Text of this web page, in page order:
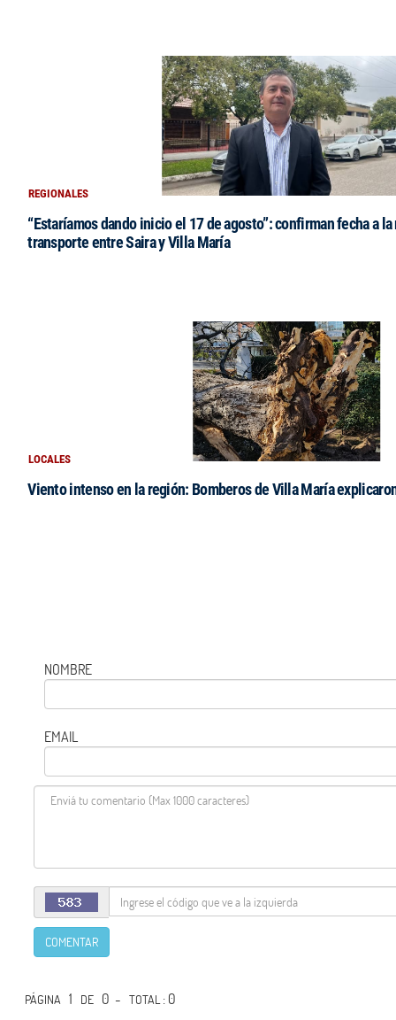
REGIONALES
“Estaríamos dando inicio el 17 de agosto”: confirman fecha a
transporte entre Saira y Villa María
LOCALES
Viento intenso en la región: Bomberos de Villa María
NOMBRE
EMAIL
COMENTAR
PÁGINA 1 DE 0 -TOTAL: 0